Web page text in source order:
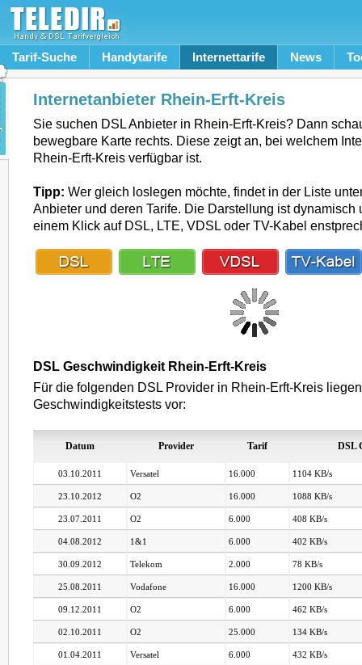
Tarif-Suche Handytarife Internettarife News
Internetanbieter Rhein-Erft-Kreis
Sie suchen DSL Anbieter in Rhein-Erft-Kreis? Dann
bewegbare Karte rechts. Diese zeigt an, bei welchem
Rhein-Erft-Kreis verfügbar ist.
Tipp: Wer gleich loslegen möchte, findet in der Liste
Anbieter und deren Tarife. Die Darstellung ist dynamisch
einem Klick auf DSL, LTE, VDSL oder TV-Kabel
DSL Geschwindigkeit Rhein-Erft-Kreis
Für die folgenden DSL Provider in Rhein-Erft-Kreis liegen
Geschwindigkeitstests vor:
Datum Provider Tarif DSL
03.10.2011 Versatel 16.000 1104 KB/s
23.10.2012 O2 16.000 1088 KB/s
23.07.2011 O2 6.000 408 KB/s
04.08.2012 1&1 6.000 402 KB/s
30.09.2012 Telekom 2.000 78 KB/s
25.08.2011 Vodafone 16.000 1200 KB/s
09.12.2011 O2 6.000 462 KB/s
02.10.2011 O2 25.000 134 KB/s
01.04.2011 Versatel 6.000 432 KB/s